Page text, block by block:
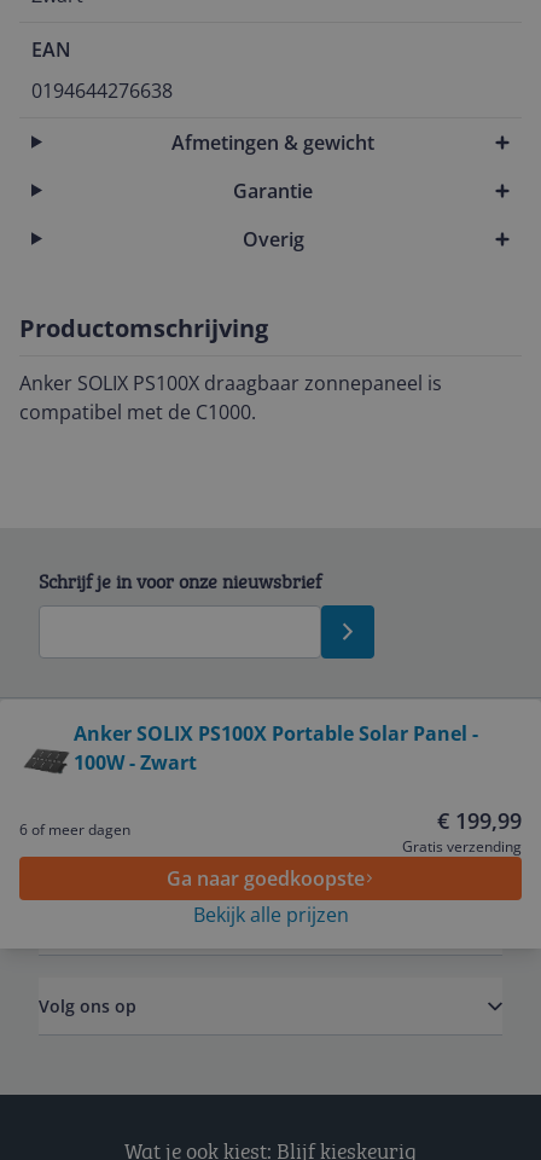
EAN
0194644276638
Afmetingen & gewicht
Garantie
Overig
Productomschrijving
Anker SOLIX PS100X draagbaar zonnepaneel is
compatibel met de C1000.
Anker SOLIX PS100X Portable Solar Panel -
100W - Zwart
6 of meer dagen € 199,99
Gratis verzending
Ga naar goedkoopste
Bekijk alle prijzen
Schrijf je in voor onze nieuwsbrief
Service
Algemeen
Volg ons op
Wat je ook kiest: Blijf kieskeurig